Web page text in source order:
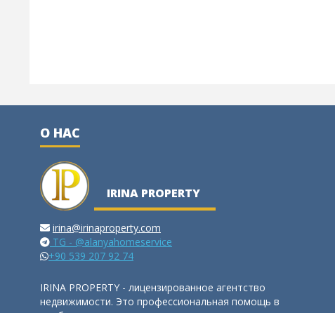
О НАС
IRINA PROPERTY
irina@irinaproperty.com
TG - @alanyahomeservice
+90 539 207 92 74
IRINA PROPERTY - лицензированное агентство
недвижимости. Это профессиональная помощь в